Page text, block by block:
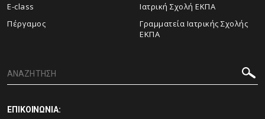
E-class
Πέργαμος
Ιατρική Σχολή ΕΚΠΑ
Γραμματεία Ιατρικής Σχολής
ΕΚΠΑ
ΕΠΙΚΟΙΝΩΝΙΑ: